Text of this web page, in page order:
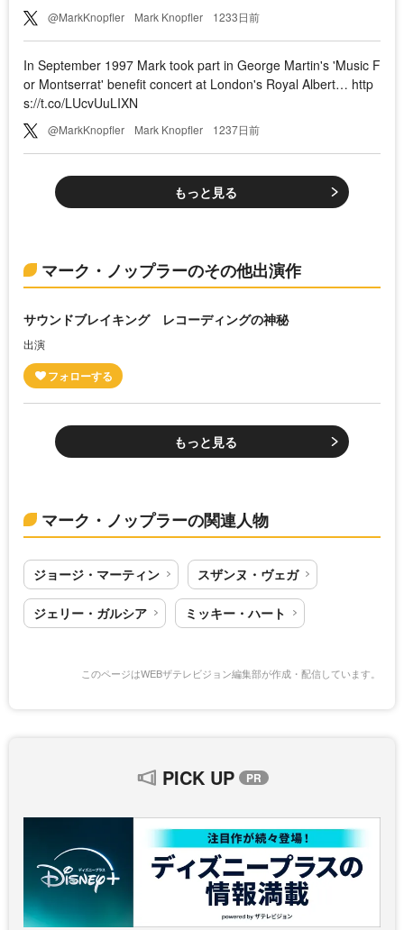
@MarkKnopfler Mark Knopfler 1233日前
In September 1997 Mark took part in George Martin's 'Music F
or Montserrat' benefit concert at London's Royal Albert… http
s://t.co/LUcvUuLIXN
@MarkKnopfler Mark Knopfler 1237日前
もっと見る
マーク・ノップラーのその他出演作
サウンドブレイキング レコーディングの神秘
出演
もっと見る
マーク・ノップラーの関連人物
ジョージ・マーティン スザンヌ・ヴェガ
ジェリー・ガルシア ミッキー・ハート
このページはWEBザテレビジョン編集部が作成・配信しています。
PICK UP